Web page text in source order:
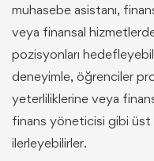
muhasebe asistanı,
veya finansal
pozisyonları
deneyimle, öğrenciler
yeterliliklerine veya
finans yöneticisi gibi
ilerleyebilirler.